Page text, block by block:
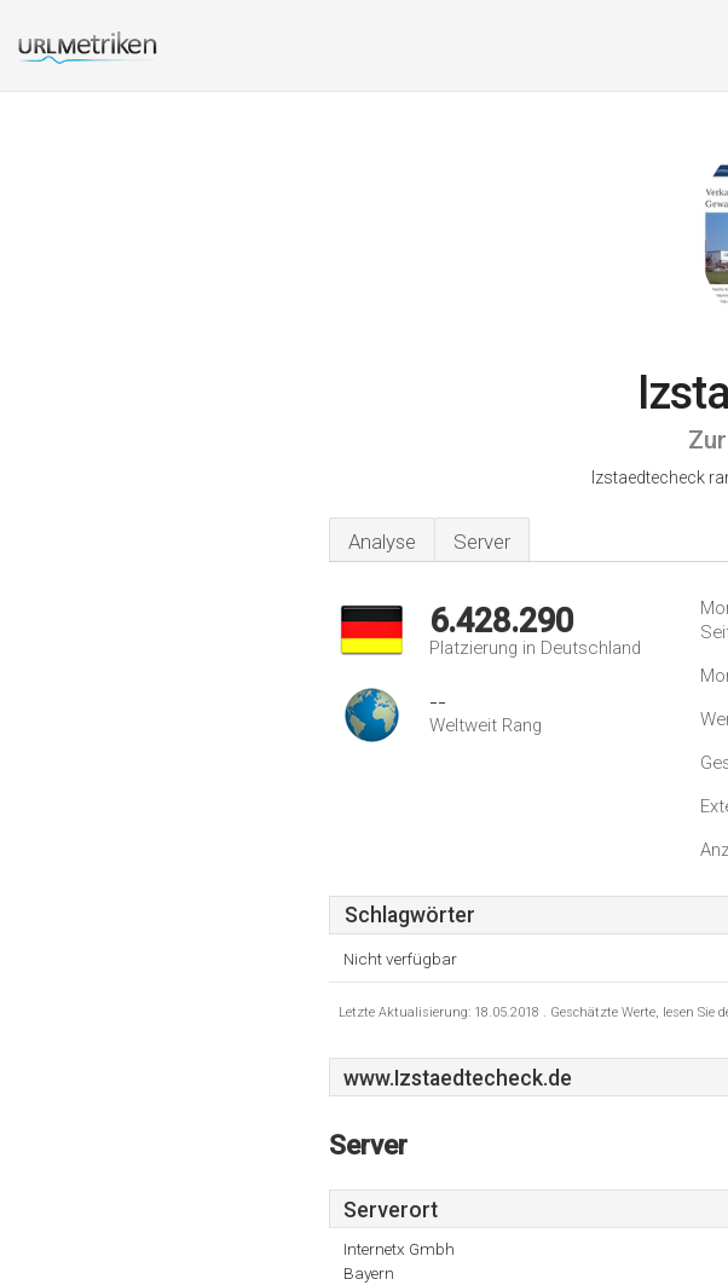
Izstaedtecheck
Analyse Server
6.428.290
Platzierung in Deutschland
--
Weltweit Rang
Schlagwörter
Nicht verfügbar
Letzte Aktualisierung: 18.05.2018 . Geschätzte Werte, lesen Sie
www.Izstaedtecheck.de
Server
Serverort
Internetx Gmbh
Bayern